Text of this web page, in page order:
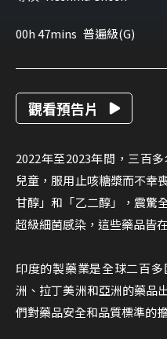
00h 47mins 普遍級(G)
觀看預告片
2022年至2023年間，三百
兒童，服用止咳糖漿而不幸
甘醇」和「乙二醇」，震驚
超級細菌感染，這些藥品皆
印度的製藥業是全球二百
洲、拉丁美洲和亞洲的藥品
們對藥品安全和品質標準的